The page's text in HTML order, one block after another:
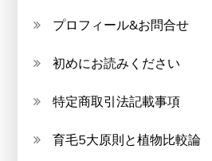
プロフィール&お問合せ
初めにお読みください
特定商取引法記載事項
育毛5大原則と植物比較論